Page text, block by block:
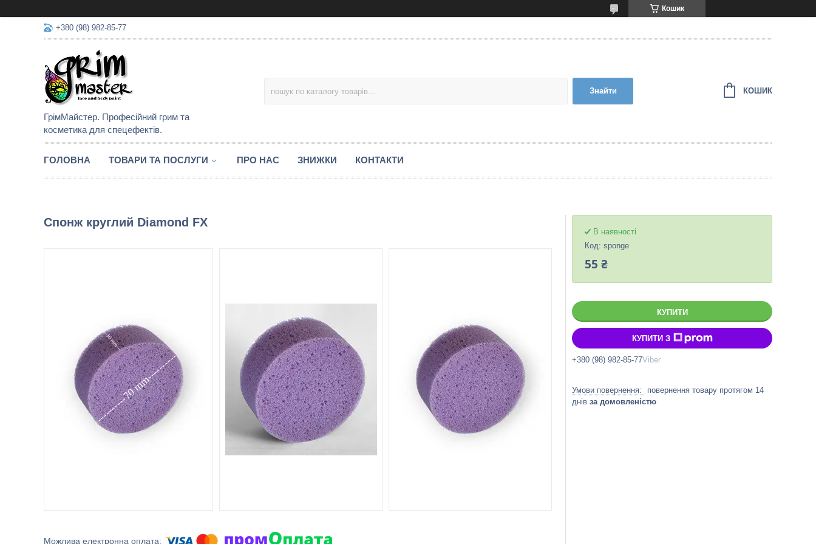
Кошик
+380 (98) 982-85-77
ГрімМайстер. Професійний грим та
косметика для спецефектів.
Знайти КОШИК
ГОЛОВНА ТОВАРИ ТА ПОСЛУГИ ПРО НАС ЗНИЖКИ КОНТАКТИ
Спонж круглий Diamond FX
В наявності
Код: sponge
55 ₴
КУПИТИ
КУПИТИ З
+380 (98) 982-85-77Viber
повернення товару протягом 14
днів за домовленістю